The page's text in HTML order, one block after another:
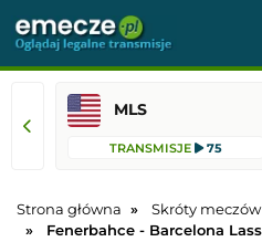
MLS
TRANSMISJE 75
Strona główna Skróty meczów
Fenerbahce - Barcelona